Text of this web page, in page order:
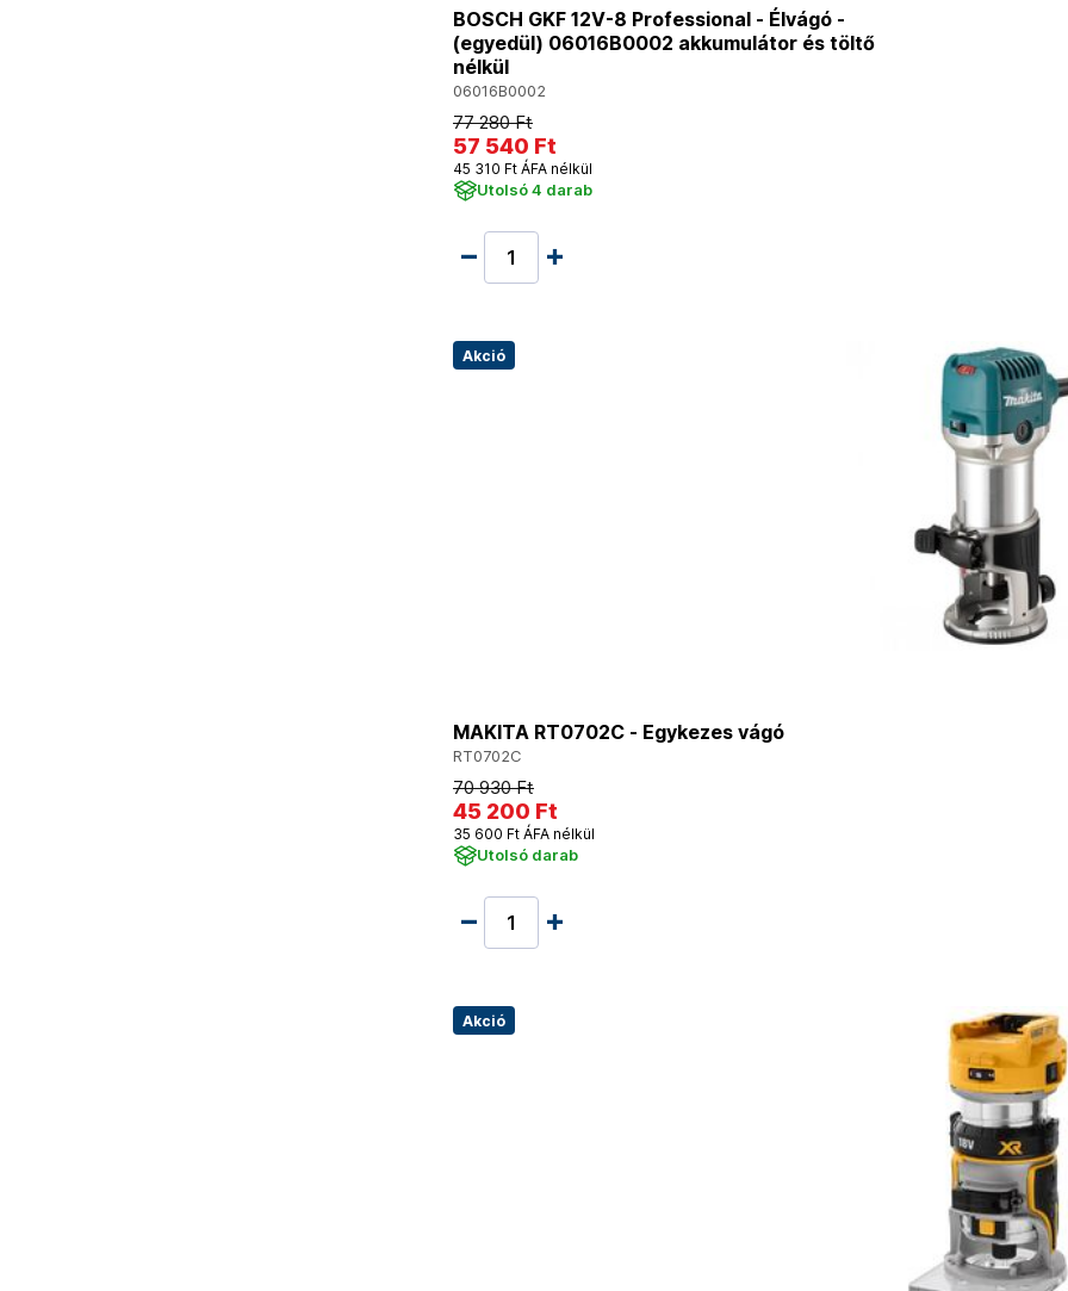
BOSCH GKF 12V-8 Professional - Élvágó -
(egyedül) 06016B0002 akkumulátor és töltő
nélkül
06016B0002
77 280 Ft
57 540 Ft
45 310 Ft ÁFA nélkül
Utolsó 4 darab
Akció
MAKITA RT0702C - Egykezes vágó
RT0702C
70 930 Ft
45 200 Ft
35 600 Ft ÁFA nélkül
Utolsó darab
Akció